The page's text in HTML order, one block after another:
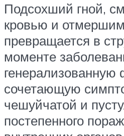
Подсохший гной,
кровью и
превращается в
моменте
генерализованную
сочетающую
чешуйчатой и
постепенного